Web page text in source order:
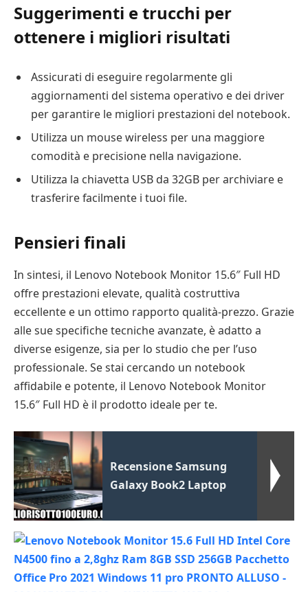
Suggerimenti e trucchi per
ottenere i migliori risultati
Assicurati di eseguire regolarmente gli
aggiornamenti del sistema operativo e dei driver
per garantire le migliori prestazioni del notebook.
Utilizza un mouse wireless per una maggiore
comodità e precisione nella navigazione.
Utilizza la chiavetta USB da 32GB per archiviare e
trasferire facilmente i tuoi file.
Pensieri finali
In sintesi, il Lenovo Notebook Monitor 15.6″ Full HD
offre prestazioni elevate, qualità costruttiva
eccellente e un ottimo rapporto qualità-prezzo. Grazie
alle sue specifiche tecniche avanzate, è adatto a
diverse esigenze, sia per lo studio che per l’uso
professionale. Se stai cercando un notebook
affidabile e potente, il Lenovo Notebook Monitor
15.6″ Full HD è il prodotto ideale per te.
Recensione Samsung
Galaxy Book2 Laptop